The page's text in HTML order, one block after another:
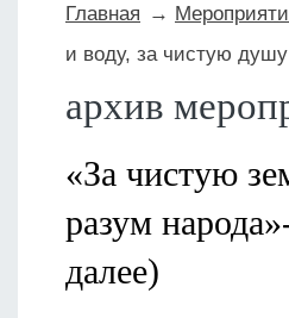
Главная
и воду, за чистую
архив
«За чистую
разум
далее)